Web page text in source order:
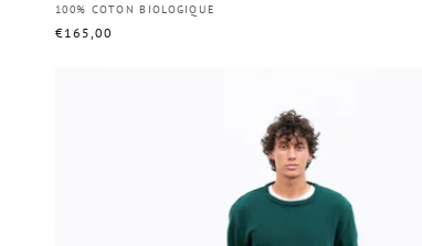
Distributeur :
100% COTON BIOLOGIQUE
Prix
€165,00